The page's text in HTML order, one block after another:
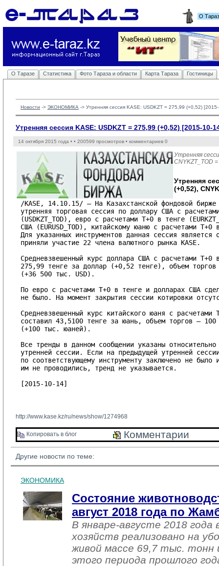
О
О Таразе Статистика Фото Тараза и области Карта Тараза Гостиницы
Новости -> ЭКОНОМИКА -> Утренняя сессия KASE: USDKZT = 275,99 (+0,52)
Утренняя сессия KASE: USDKZT = 275,99 (+0,52) [2015-10-
14 октября 2015 года • • 200599 просмотров • комментариев 0
Утренняя
CNYKZT_TOD
Утренняя
(+0,52),
/KASE, 14.10.15/ – На Казахстанской фондовой
утренняя торговая сессия по доллару США с
(USDKZT_TOD), евро с расчетами T+0 в тенге
США (EURUSD_TOD), китайскому юаню с расчетами T+0
Для указанных инструментов данная сессия
приняли участие 22 члена валютного рынка KASE.
Средневзвешенный курс доллара США с расчетами
275,99 тенге за доллар (+0,52 тенге), объем
(+36 500 тыс. USD).
По евро с расчетами T+0 в тенге и долларах США
не было. На момент закрытия сессии котировки
Средневзвешенный курс китайского юаня с
составил 43,5100 тенге за юань, объем торгов –
(+100 тыс. юаней).
Все тренды в данном сообщении указаны
утренней сессии. Если на предыдущей утренней
по соответствующему инструменту заключено не
им не проводились, тренд не указывается.
[2015-10-14]
http://www.kase.kz/ru/news/show/1274968
Копировать в блог Комментарии
Другие новости по теме:
ЭКОНОМИКА
Состояние
август 2018 года по
В январе-августе 2018 года
хозяйств реализовано на
живой массе 69,7 тыс. тонн
этого периода прошлого